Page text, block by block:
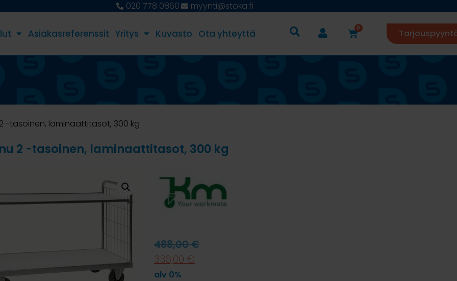
020 778 0860 myynti@stoka.fi
Asiakasreferenssit Yritys Kuvasto Ota yhteyttä 0
-tasoinen, laminaattitasot, 300 kg
2 -tasoinen, laminaattitasot, 300 kg
488,00€
336,00€
alv 0%